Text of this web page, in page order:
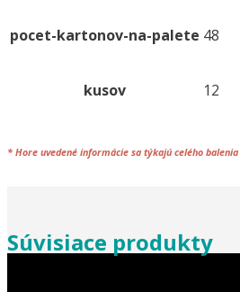
pocet-kartonov-na-palete 48
kusov 12
* Hore uvedené informácie sa týkajú celého balenia
Súvisiace produkty